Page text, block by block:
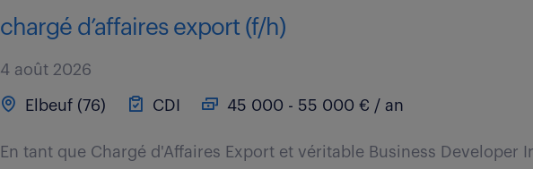
chargé d’affaires export (f/h)
4 août 2026
Elbeuf (76) CDI 45 000 - 55 000 € / an
En tant que Chargé d'Affaires Export et véritable Business Developer